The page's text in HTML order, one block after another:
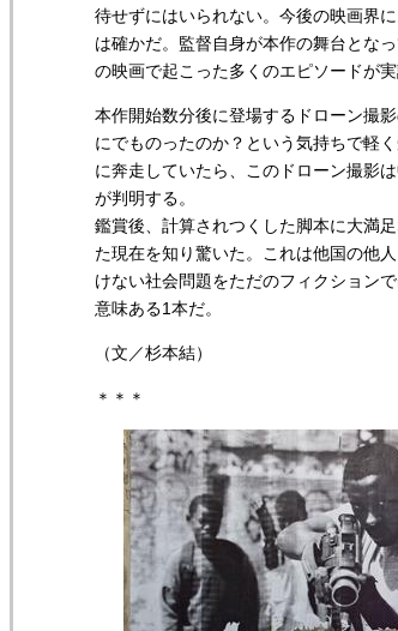
待せずにはいられない。今後の映画界
は確かだ。監督自身が本作の舞台とな
の映画で起こった多くのエピソードが
本作開始数分後に登場するドローン撮
にでものったのか？という気持ちで軽
に奔走していたら、このドローン撮影
が判明する。
鑑賞後、計算されつくした脚本に大満
た現在を知り驚いた。これは他国の他
けない社会問題をただのフィクション
意味ある1本だ。
（文／杉本結）
＊＊＊